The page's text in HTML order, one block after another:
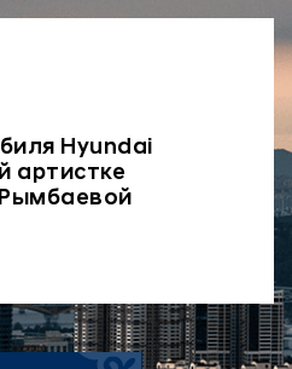
Hyundai
артистке